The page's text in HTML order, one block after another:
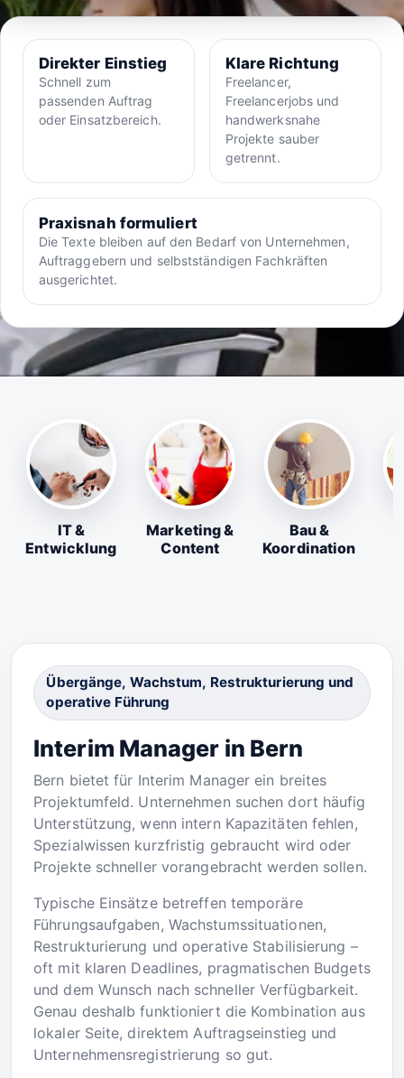
Direkter Einstieg
Schnell zum
passenden Auftrag
oder Einsatzbereich.
Klare Richtung
Freelancer,
Freelancerjobs und
handwerksnahe
Projekte sauber
getrennt.
Praxisnah formuliert
Die Texte bleiben auf den Bedarf von Unternehmen,
Auftraggebern und selbstständigen Fachkräften
ausgerichtet.
IT &
Entwicklung
Marketing &
Content
Bau &
Koordination
Übergänge, Wachstum, Restrukturierung und
operative Führung
Interim Manager in Bern
Bern bietet für Interim Manager ein breites
Projektumfeld. Unternehmen suchen dort häufig
Unterstützung, wenn intern Kapazitäten fehlen,
Spezialwissen kurzfristig gebraucht wird oder
Projekte schneller vorangebracht werden sollen.
Typische Einsätze betreffen temporäre
Führungsaufgaben, Wachstumssituationen,
Restrukturierung und operative Stabilisierung –
oft mit klaren Deadlines, pragmatischen Budgets
und dem Wunsch nach schneller Verfügbarkeit.
Genau deshalb funktioniert die Kombination aus
lokaler Seite, direktem Auftragseinstieg und
Unternehmensregistrierung so gut.